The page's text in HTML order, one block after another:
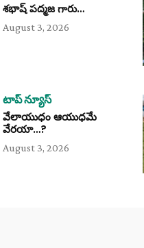
శభాష్ పద్మజ గారు…
August 3, 2026
టాప్ న్యూస్
వేలాయుధం ఆయుధమే
వేరయా…?
August 3, 2026